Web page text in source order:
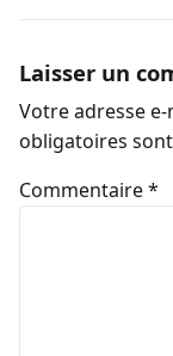
Laisser un
Votre adresse
obligatoires
Commentaire*